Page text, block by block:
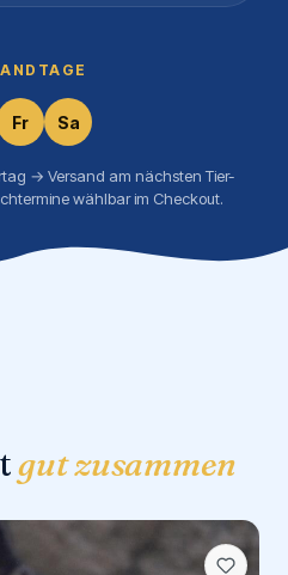
Fr Sa
→ Versand am nächsten Tier-
wählbar im Checkout.
gut zusammen